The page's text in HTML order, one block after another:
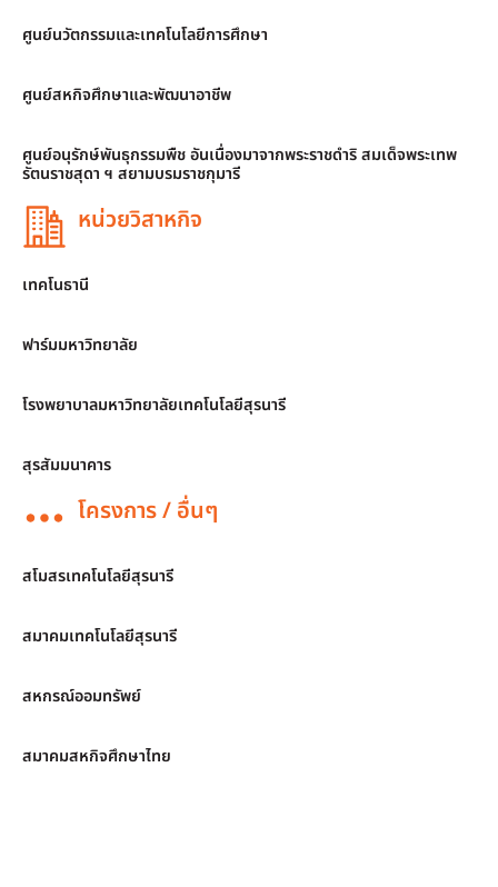
ศูนย์นวัตกรรมและเทคโนโลยีการศึกษา
ศูนย์สหกิจศึกษาและพัฒนาอาชีพ
ศูนย์อนุรักษ์พันธุกรรมพืช อันเนื่องมาจากพระราชดำริ สมเด็จพระเทพ
รัตนราชสุดา ฯ สยามบรมราชกุมารี
หน่วยวิสาหกิจ
เทคโนธานี
ฟาร์มมหาวิทยาลัย
โรงพยาบาลมหาวิทยาลัยเทคโนโลยีสุรนารี
สุรสัมมนาคาร
โครงการ / อื่นๆ
สโมสรเทคโนโลยีสุรนารี
สมาคมเทคโนโลยีสุรนารี
สหกรณ์ออมทรัพย์
สมาคมสหกิจศึกษาไทย